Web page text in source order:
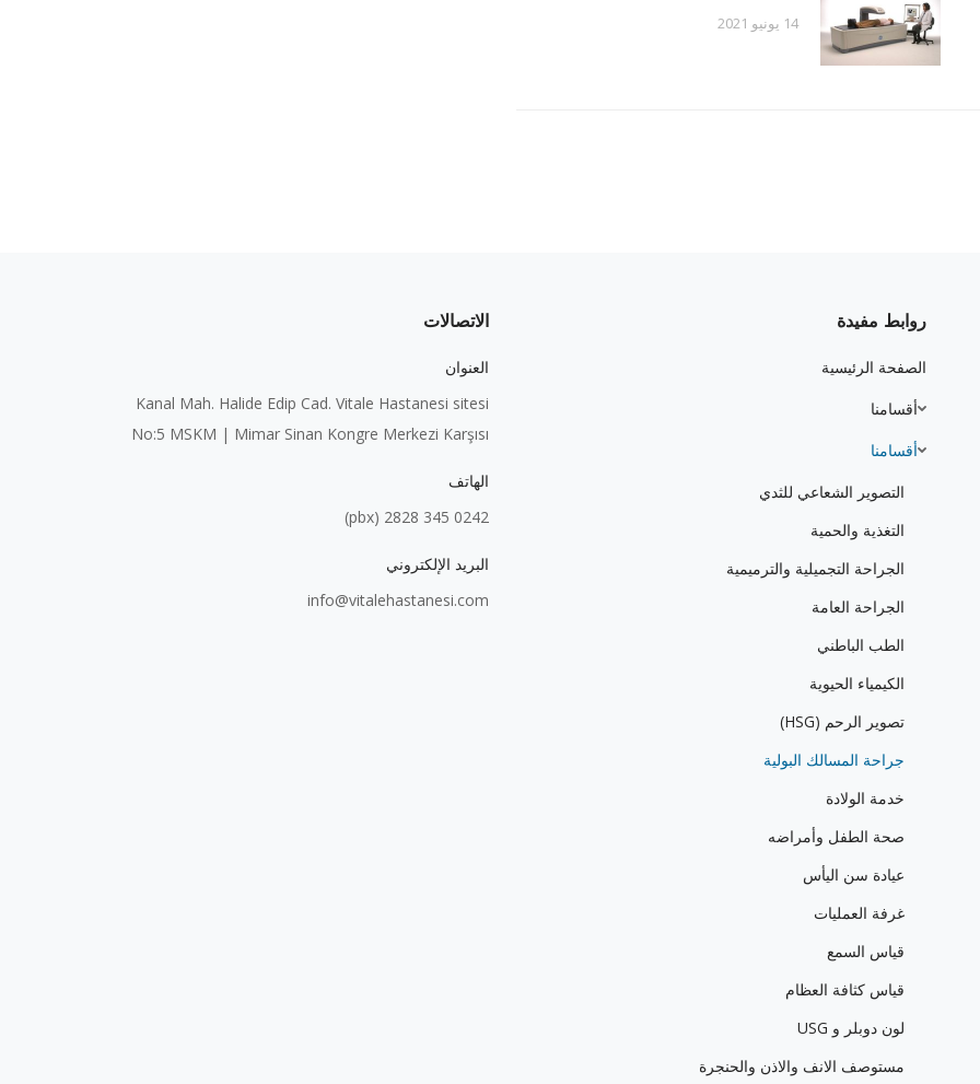
14 يونيو 2021
روابط مفيدة
الصفحة الرئيسية
أقسامنا
أقسامنا
التصوير الشعاعي للثدي
التغذية والحمية
الجراحة التجميلية والترميمية
الجراحة العامة
الطب الباطني
الكيمياء الحيوية
تصوير الرحم (HSG)
جراحة المسالك البولية
خدمة الولادة
صحة الطفل وأمراضه
عيادة سن اليأس
غرفة العمليات
قياس السمع
قياس كثافة العظام
لون دوبلر و USG
مستوصف الانف والاذن والحنجرة
الاتصالات
العنوان
Kanal Mah. Halide Edip Cad. Vitale Hastanesi sitesi
No:5 MSKM | Mimar Sinan Kongre Merkezi Karşısı
الهاتف
0242 345 2828 (pbx)
البريد الإلكتروني
info@vitalehastanesi.com